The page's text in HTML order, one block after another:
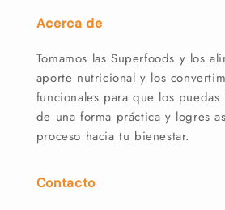
Acerca de
Tomamos las Superfoods y los
aporte nutricional y los
funcionales para que los
de una forma práctica y logres
proceso hacia tu bienestar.
Contacto